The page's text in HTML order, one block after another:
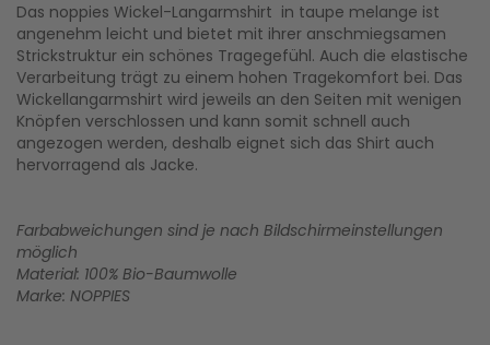
Das noppies Wickel-Langarmshirt in taupe melange ist
angenehm leicht und bietet mit ihrer anschmiegsamen
Strickstruktur ein schönes Tragegefühl. Auch die elastische
Verarbeitung trägt zu einem hohen Tragekomfort bei. Das
Wickellangarmshirt wird jeweils an den Seiten mit wenigen
Knöpfen verschlossen und kann somit schnell auch
angezogen werden, deshalb eignet sich das Shirt auch
hervorragend als Jacke.
Farbabweichungen sind je nach Bildschirmeinstellungen
möglich
Material: 100% Bio-Baumwolle
Marke: NOPPIES